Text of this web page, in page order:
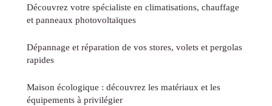
Découvrez votre spécialiste en climatisations, chauffage
et panneaux photovoltaïques
Dépannage et réparation de vos stores, volets et pergolas
rapides
Maison écologique : découvrez les matériaux et les
équipements à privilégier